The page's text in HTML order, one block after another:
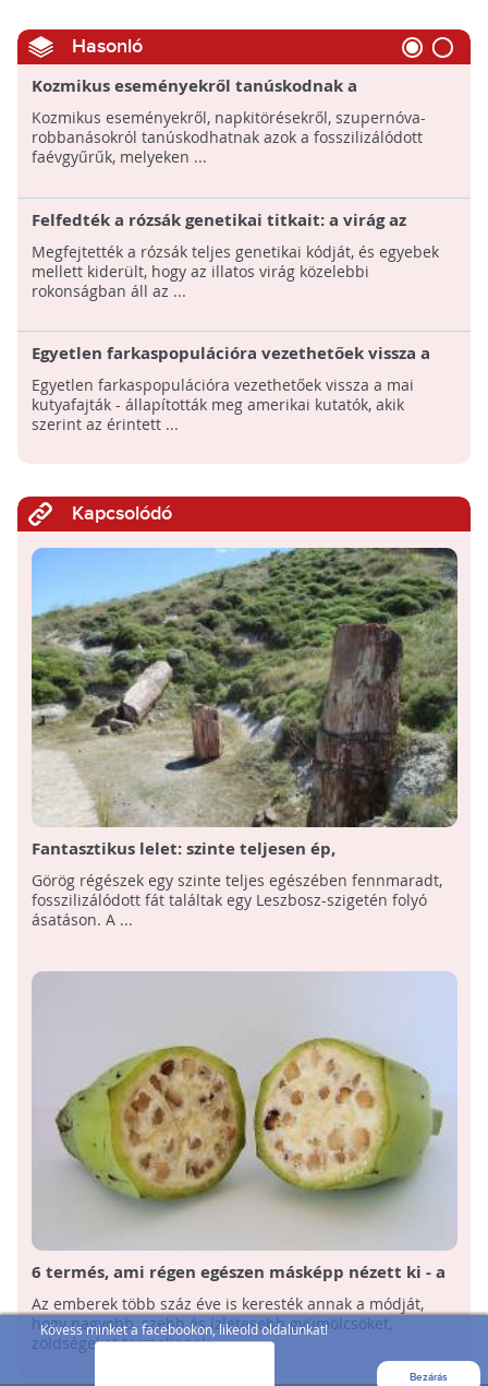
Kövess minket a facebookon, likeold oldalunkat!
Bezárás
Hasonló
Kozmikus eseményekről tanúskodnak a
fosszilizálódott faévgyűrűk
Kozmikus eseményekről, napkitörésekről, szupernóva-
robbanásokról tanúskodhatnak azok a fosszilizálódott
faévgyűrűk, melyeken ...
Felfedték a rózsák genetikai titkait: a virág az
eperrel is rokonságban áll
Megfejtették a rózsák teljes genetikai kódját, és egyebek
mellett kiderült, hogy az illatos virág közelebbi
rokonságban áll az ...
Egyetlen farkaspopulációra vezethetőek vissza a
mai kutyafajták amerikai kutatók szerint
Egyetlen farkaspopulációra vezethetőek vissza a mai
kutyafajták - állapították meg amerikai kutatók, akik
szerint az érintett ...
Kapcsolódó
Fantasztikus lelet: szinte teljesen ép,
fosszilizálódott fát találtak a Leszbosz-szigeten
Görög régészek egy szinte teljes egészében fennmaradt,
fosszilizálódott fát találtak egy Leszbosz-szigetén folyó
ásatáson. A ...
6 termés, ami régen egészen másképp nézett ki - a
zöldségek és gyümölcsök sokat változtak az idők
során
Az emberek több száz éve is keresték annak a módját,
hogy nagyobb, szebb és ízletesebb gyümölcsöket,
zöldségeket termeljenek, ...